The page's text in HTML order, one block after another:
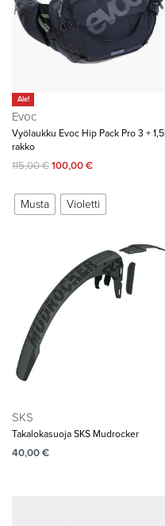
Ale!
Evoc
Vyölaukku Evoc Hip Pack Pro 3 + 1,5l
rakko
115,00€100,00€
Musta Violetti
SKS
Takalokasuoja SKS Mudrocker
40,00€